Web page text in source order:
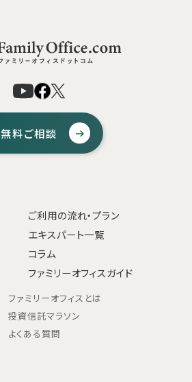
無料ご相談
ご利用の流れ・プラン
エキスパート一覧
コラム
ファミリーオフィスガイド
ファミリーオフィスとは
投資信託マラソン
よくある質問